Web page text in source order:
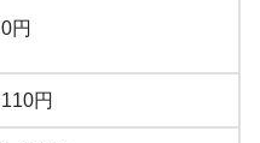
0円
110円